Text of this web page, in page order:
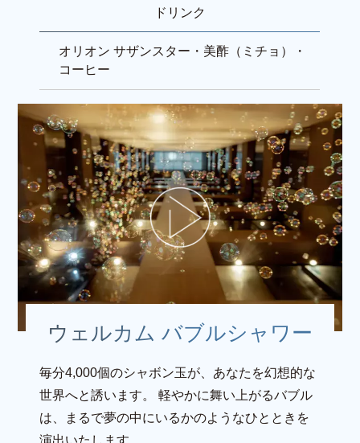
ドリンク
オリオン サザンスター・美酢（ミチョ）・
コーヒー
ウェルカム バブルシャワー
毎分4,000個のシャボン玉が、あなたを幻想的な
世界へと誘います。
軽やかに舞い上がるバブル
は、まるで夢の中にいるかのようなひとときを